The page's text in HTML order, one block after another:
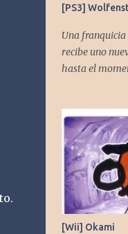
[PS3]
Una
recibe uno
hasta el
[Wii] Okami